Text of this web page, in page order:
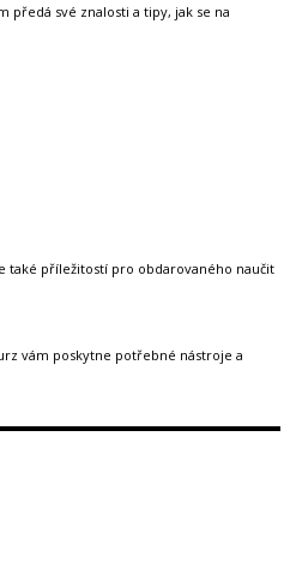
předá své znalosti a tipy, jak se na
také příležitostí pro obdarovaného naučit
vám poskytne potřebné nástroje a